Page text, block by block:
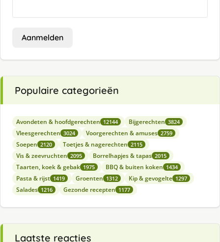
Aanmelden
Populaire categorieën
Avondeten & hoofdgerechten 12144 Bijgerechten 3824
Vleesgerechten 3024 Voorgerechten & amuses 2759
Soepen 2120 Toetjes & nagerechten 2115
Vis & zeevruchten 2095 Borrelhapjes & tapas 2015
Taarten, koek & gebak 1975 BBQ & buiten koken 1434
Pasta & rijst 1419 Groenten 1312 Kip & gevogelte 1297
Salades 1216 Gezonde recepten 1177
Laatste reacties